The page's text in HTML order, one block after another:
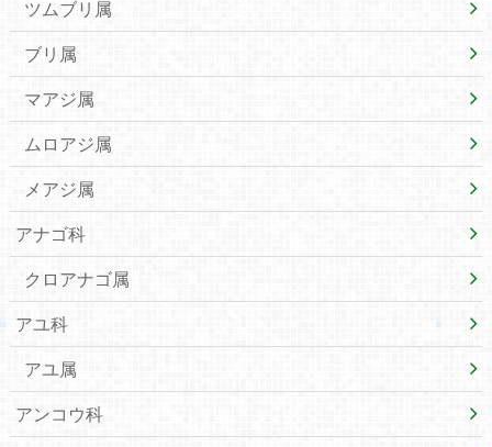
ツムブリ属
ブリ属
マアジ属
ムロアジ属
メアジ属
アナゴ科
クロアナゴ属
アユ科
アユ属
アンコウ科